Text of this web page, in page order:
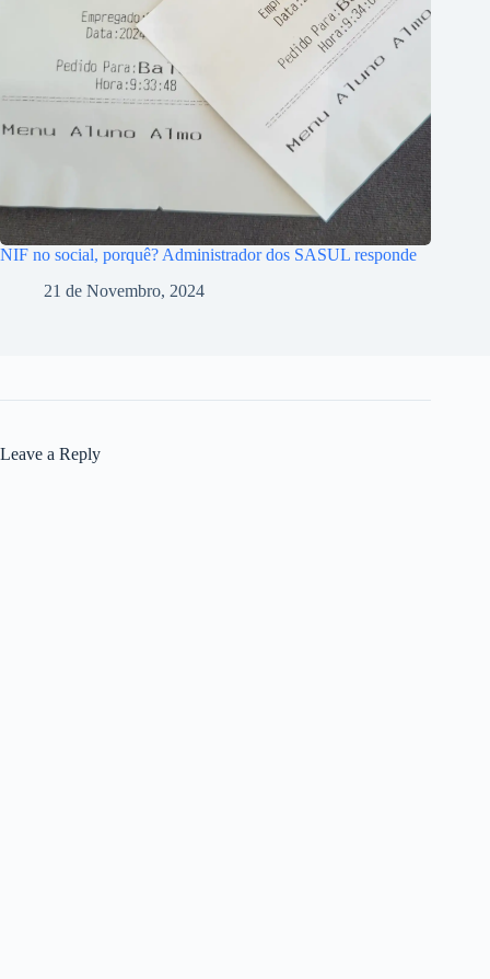
NIF no social, porquê? Administrador dos SASUL responde
21 de Novembro, 2024
Leave a Reply